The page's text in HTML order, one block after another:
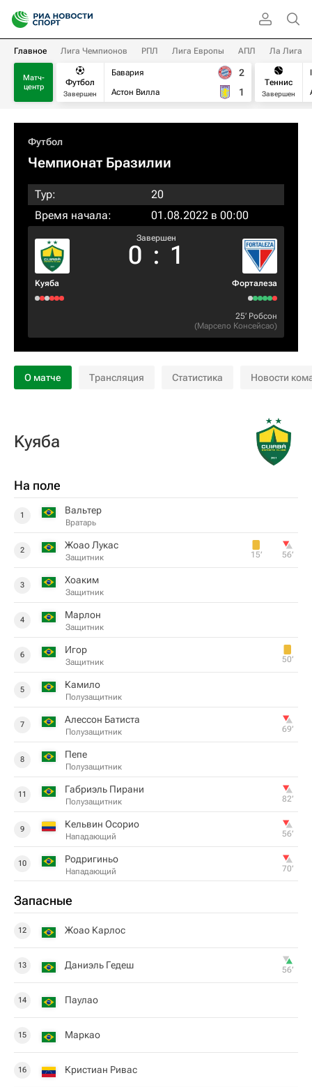
Главное Лига Чемпионов РПЛ Лига Европы АПЛ Ла Лига
Матч-
центр
Футбол
Завершен
Бавария
Астон Вилла
2
1
Теннис
Завершен
Футбол
Чемпионат Бразилии
Тур:
20
Время начала:
01.08.2022 в 00:00
Kуяба
Завершен
0 : 1
Форталеза
25‎’‎ Робсон
(Марсело Консейсао)
О матче Трансляция Статистика Новости
Kуяба
На поле
1 Вальтер
Вратарь
2 Жоао Лукас
Защитник 15‎’‎ 56‎’‎
3 Хоаким
Защитник
4 Марлон
Защитник
6 Игор
Защитник 50‎’‎
5 Камило
Полузащитник
7 Алессон Батиста
Полузащитник 69‎’‎
8 Пепе
Полузащитник
11 Габриэль Пирани
Полузащитник 82‎’‎
9 Кельвин Осорио
Нападающий 56‎’‎
10 Родригиньо
Нападающий 70‎’‎
Запасные
12 Жоао Карлос
13 Даниэль Гедеш 56‎’‎
14 Паулао
15 Маркао
16 Кристиан Ривас